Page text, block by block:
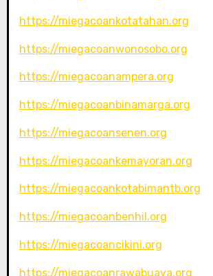
https://miegacoankotatahan.org
https://miegacoanwonosobo.org
https://miegacoanampera.org
https://miegacoanbinamarga.org
https://miegacoansenen.org
https://miegacoankemayoran.org
https://miegacoankotabimantb.org
https://miegacoanbenhil.org
https://miegacoancikini.org
https://miegacoanrawabuaya.org